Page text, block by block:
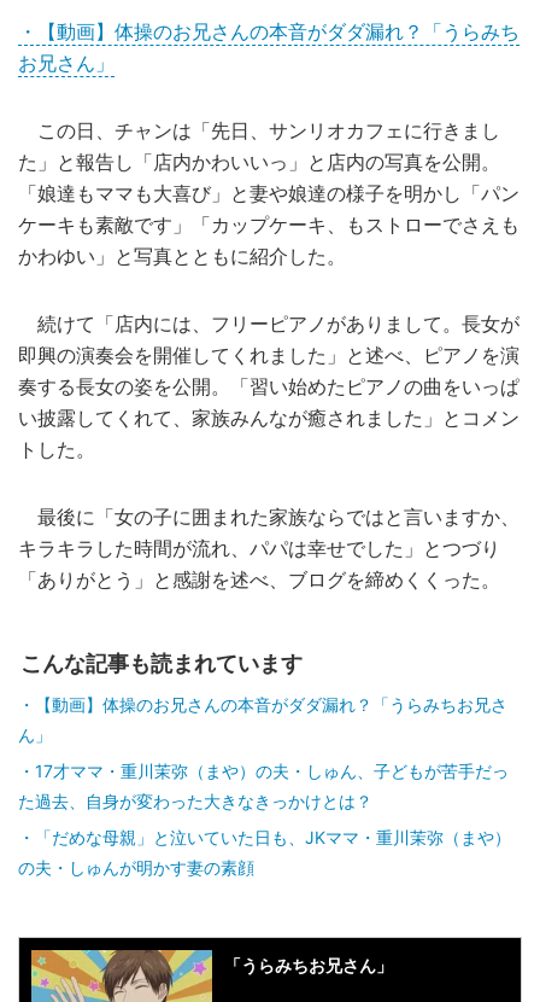
・【動画】体操のお兄さんの本音がダダ漏れ？「うらみち
お兄さん」
この日、チャンは「先日、サンリオカフェに行きまし
た」と報告し「店内かわいいっ」と店内の写真を公開。
「娘達もママも大喜び」と妻や娘達の様子を明かし「パン
ケーキも素敵です」「カップケーキ、もストローでさえも
かわゆい」と写真とともに紹介した。
続けて「店内には、フリーピアノがありまして。長女が
即興の演奏会を開催してくれました」と述べ、ピアノを演
奏する長女の姿を公開。「習い始めたピアノの曲をいっぱ
い披露してくれて、家族みんなが癒されました」とコメン
トした。
最後に「女の子に囲まれた家族ならではと言いますか、
キラキラした時間が流れ、パパは幸せでした」とつづり
「ありがとう」と感謝を述べ、ブログを締めくくった。
こんな記事も読まれています
【動画】体操のお兄さんの本音がダダ漏れ？「うらみちお兄さ
ん」
17才ママ・重川茉弥（まや）の夫・しゅん、子どもが苦手だっ
た過去、自身が変わった大きなきっかけとは？
「だめな母親」と泣いていた日も、JKママ・重川茉弥（まや）
の夫・しゅんが明かす妻の素顔
「うらみちお兄さん」